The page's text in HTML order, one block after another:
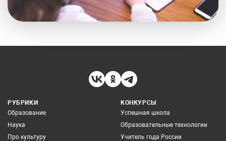
РУБРИКИ
Образование
Наука
Про культуру
КОНКУРСЫ
Успешная школа
Образовательные технологии
Учитель года России